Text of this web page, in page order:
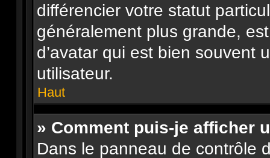
différencier votre statut
généralement plus grande,
d’avatar qui est bien souvent
utilisateur.
Haut
» Comment puis-je afficher
Dans le panneau de contrôle